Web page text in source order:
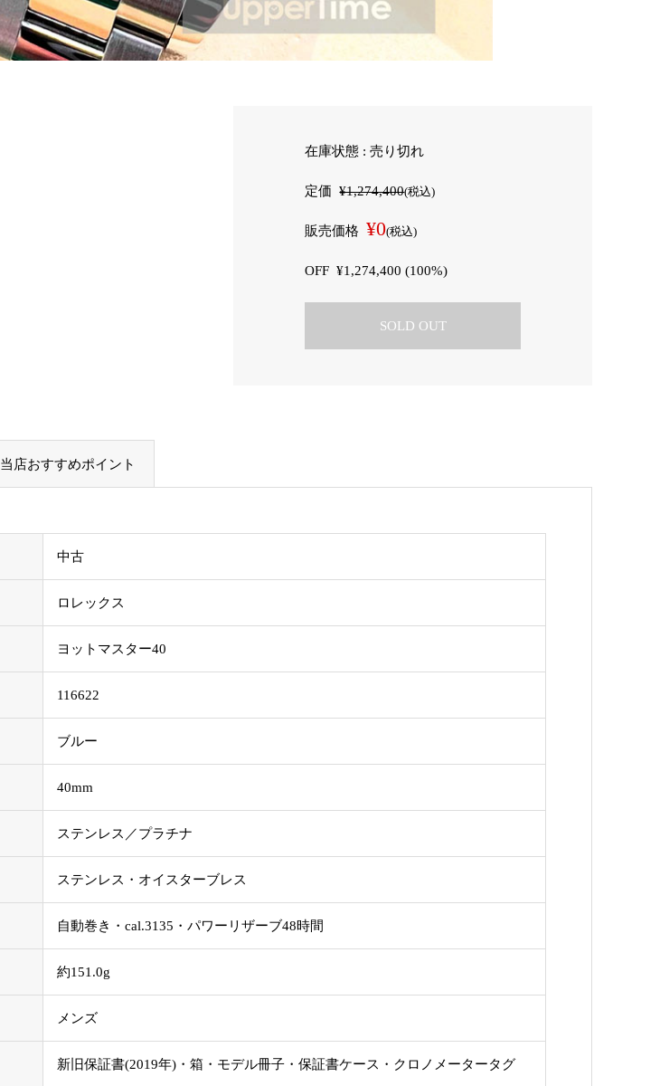
在庫状態 : 売り切れ
定価¥1,274,400(税込)
販売価格 ¥0(税込)
OFF¥1,274,400 (100%)
SOLD OUT
当店おすすめポイント
中古
ロレックス
ヨットマスター40
116622
ブルー
40mm
ステンレス／プラチナ
ステンレス・オイスターブレス
自動巻き・cal.3135・パワーリザーブ48時間
約151.0g
メンズ
新旧保証書(2019年)・箱・モデル冊子・保証書ケース・クロノメータータグ